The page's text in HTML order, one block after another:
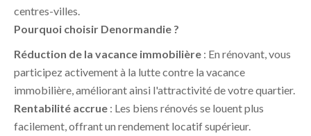
centres-villes.
Pourquoi choisir Denormandie ?
Réduction de la vacance immobilière : En rénovant, vous
participez activement à la lutte contre la vacance
immobilière, améliorant ainsi l'attractivité de votre quartier.
Rentabilité accrue : Les biens rénovés se louent plus
facilement, offrant un rendement locatif supérieur.